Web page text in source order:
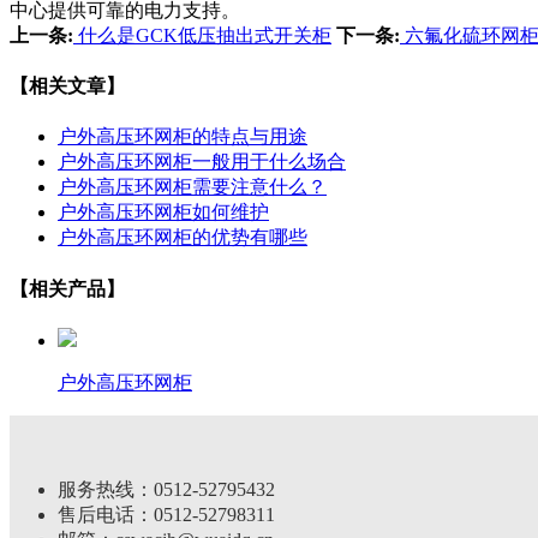
中心提供可靠的电力支持。
上一条: 什么是GCK低压抽出式开关柜 下一条: 六氟化硫环网
【相关文章】
户外高压环网柜的特点与用途
户外高压环网柜一般用于什么场合
户外高压环网柜需要注意什么？
户外高压环网柜如何维护
户外高压环网柜的优势有哪些
【相关产品】
户外高压环网柜
服务热线：0512-52795432
售后电话：0512-52798311